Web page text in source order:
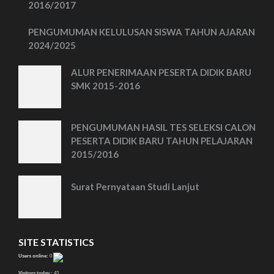
2016/2017
PENGUMUMAN KELULUSAN SISWA TAHUN AJARAN
2024/2025
ALUR PENERIMAAN PESERTA DIDIK BARU
SMK 2015-2016
PENGUMUMAN HASIL TES SELEKSI CALON
PESERTA DIDIK BARU TAHUN PELAJARAN
2015/2016
Surat Pernyataan Studi Lanjut
SITE STATISTICS
Users online: 0